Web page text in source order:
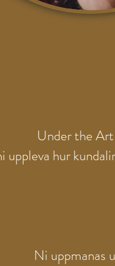
Under the
uppleva hur
Ni uppmanas